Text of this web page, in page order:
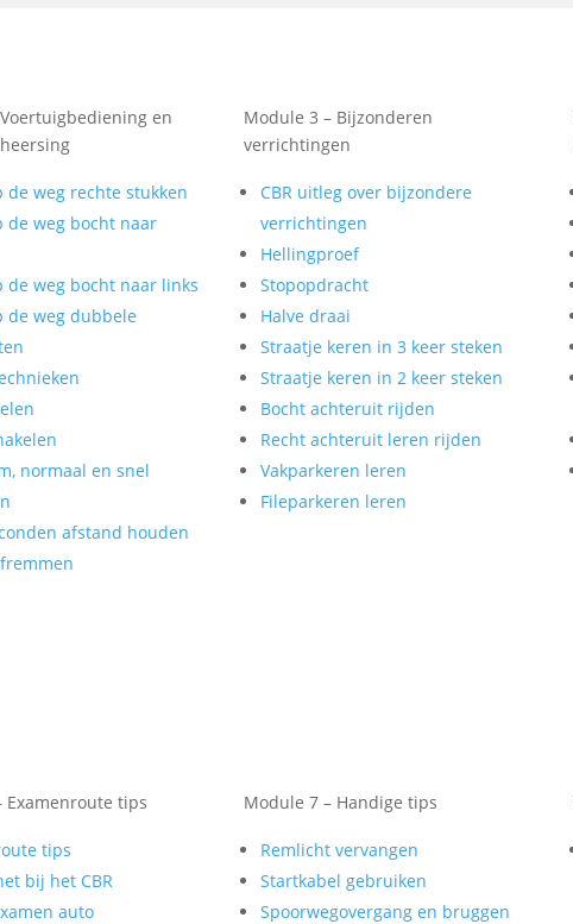
en
de weg rechte stukken
de weg bocht naar
de weg bocht naar links
de weg dubbele
normaal en snel
afstand houden
Module 3 – Bijzonderen
verrichtingen
CBR uitleg over bijzondere
verrichtingen
Hellingproef
Stopopdracht
Halve draai
Straatje keren in 3 keer steken
Straatje keren in 2 keer steken
Bocht achteruit rijden
Recht achteruit leren rijden
Vakparkeren leren
Fileparkeren leren
Examenroute tips
tips
bij het CBR
auto
Module 7 – Handige tips
Remlicht vervangen
Startkabel gebruiken
Spoorwegovergang en bruggen